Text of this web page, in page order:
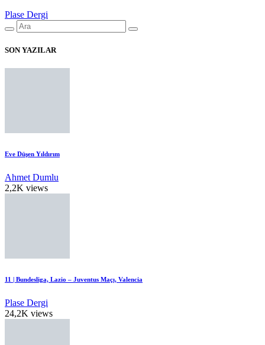
Plase Dergi
SON YAZILAR
Eve Düşen Yıldırım
Ahmet Dumlu
2,2K views
11 | Bundesliga, Lazio – Juventus Maçı, Valencia
Plase Dergi
24,2K views